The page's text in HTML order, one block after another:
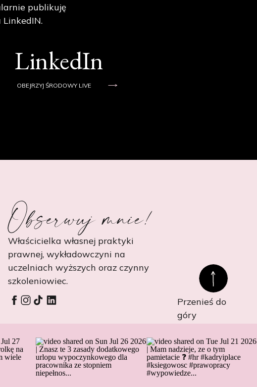
publikuję
LinkedIn
OBEJRZYJ ŚRODOWY LIVE
Obserwuj mnie!
Właścicielka własnej praktyki
prawnej, wykładowczyni na
uczelniach wyższych oraz czynny
szkoleniowiec.
Przenieś do
góry